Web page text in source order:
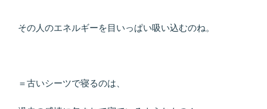
その人のエネルギーを目いっぱい吸い込むのね。
＝古いシーツで寝るのは、